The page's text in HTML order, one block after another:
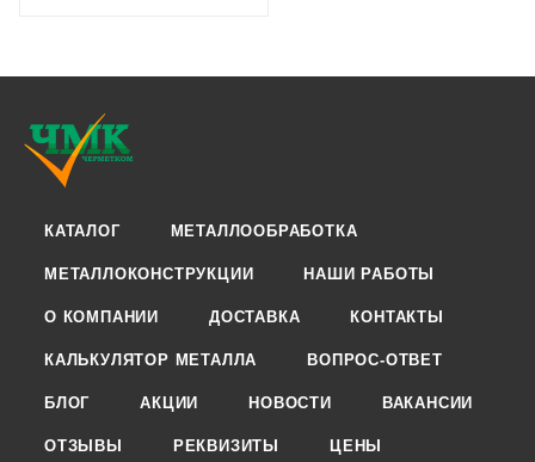
КАТАЛОГ МЕТАЛЛООБРАБОТКА
МЕТАЛЛОКОНСТРУКЦИИ НАШИ РАБОТЫ
О КОМПАНИИ ДОСТАВКА КОНТАКТЫ
КАЛЬКУЛЯТОР МЕТАЛЛА ВОПРОС-ОТВЕТ
БЛОГ АКЦИИ НОВОСТИ ВАКАНСИИ
ОТЗЫВЫ РЕКВИЗИТЫ ЦЕНЫ